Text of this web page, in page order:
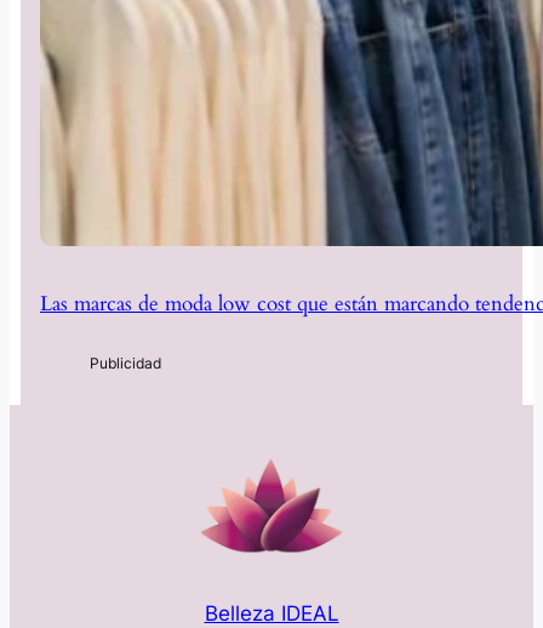
Las marcas de moda low cost que están marcando
Belleza IDEAL